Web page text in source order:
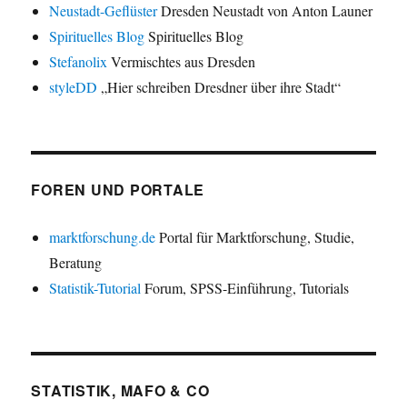
Neustadt-GeflüsterDresden Neustadt von Anton Launer
Spirituelles BlogSpirituelles Blog
Stefanolix Vermischtes aus Dresden
styleDD „Hier schreiben Dresdner über ihre Stadt“
FOREN UND PORTALE
marktforschung.dePortal für Marktforschung, Studie,
Beratung
Statistik-Tutorial Forum, SPSS-Einführung, Tutorials
STATISTIK, MAFO & CO